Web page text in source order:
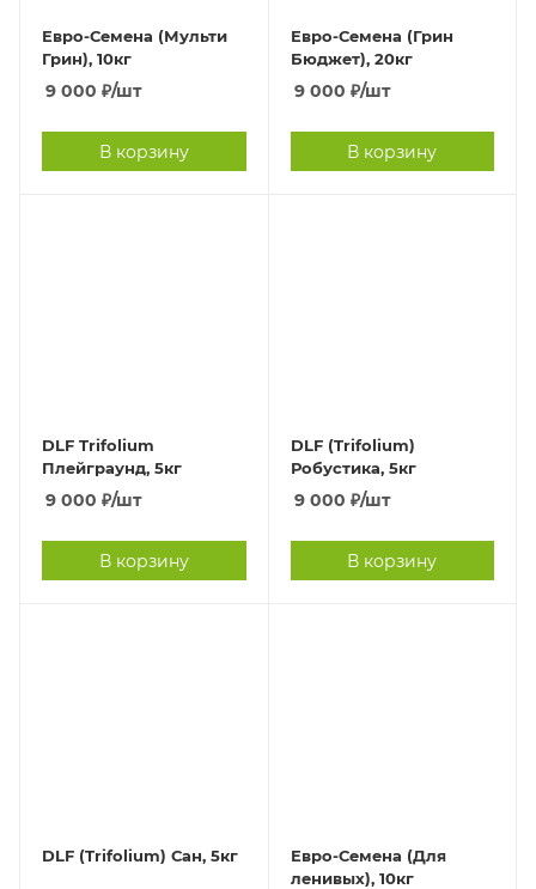
Евро-Семена (Мульти
Грин), 10кг
9 000 ₽/шт
В корзину
Евро-Семена (Грин
Бюджет), 20кг
9 000 ₽/шт
В корзину
DLF Trifolium
Плейграунд, 5кг
9 000 ₽/шт
В корзину
DLF (Trifolium)
Робустика, 5кг
9 000 ₽/шт
В корзину
DLF (Trifolium) Сан, 5кг
Евро-Семена (Для
ленивых), 10кг